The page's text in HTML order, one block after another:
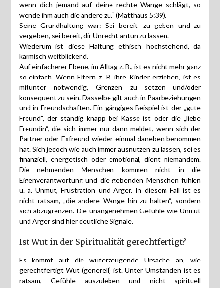
wenn dich jemand auf deine rechte Wange schlägt, so
wende ihm auch die andere zu.“ (Matthäus 5:39).
Seine Grundhaltung war: Sei bereit, zu geben und zu
vergeben, sei bereit, dir Unrecht antun zu lassen.
Wiederum ist diese Haltung ethisch hochstehend, da
karmisch weitblickend.
Auf einfacherer Ebene, im Alltag z. B., ist es nicht mehr ganz
so einfach. Wenn Eltern z. B. ihre Kinder erziehen, ist es
mitunter notwendig, Grenzen zu setzen und/oder
konsequent zu sein. Dasselbe gilt auch in Paarbeziehungen
und in Freundschaften. Ein gängiges Beispiel ist der „gute
Freund“, der ständig knapp bei Kasse ist oder die „liebe
Freundin“, die sich immer nur dann meldet, wenn sich der
Partner oder Exfreund wieder einmal daneben benommen
hat. Sich jedoch wie auch immer ausnutzen zu lassen, sei es
finanziell, energetisch oder emotional, dient niemandem.
Die nehmenden Menschen kommen nicht in die
Eigenverantwortung und die gebenden Menschen fühlen
u. a. Unmut, Frustration und Ärger. In diesem Fall ist es
nicht ratsam, „die andere Wange hin zu halten“, sondern
sich abzugrenzen. Die unangenehmen Gefühle wie Unmut
und Ärger sind hier deutliche Signale.
Ist Wut in der Spiritualität gerechtfertigt?
Es kommt auf die wuterzeugende Ursache an, wie
gerechtfertigt Wut (generell) ist. Unter Umständen ist es
ratsam, Gefühle auszuleben und nicht spirituell